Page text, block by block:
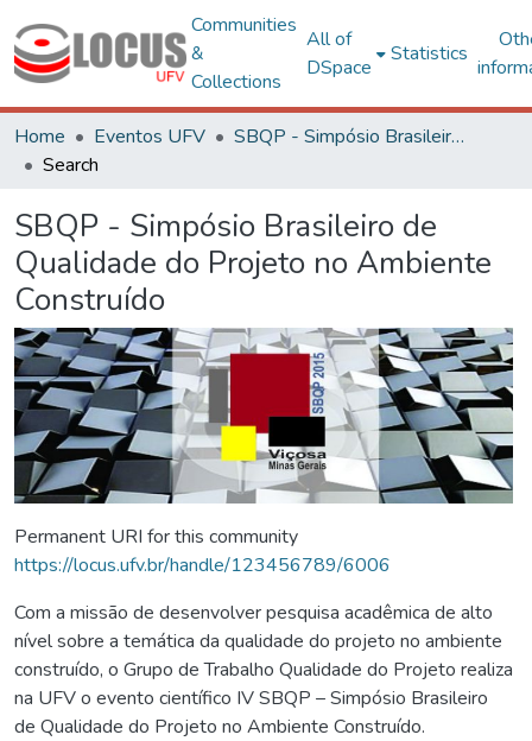
Communities
&
Collections
All of
DSpace
Statistics
Home Eventos UFV
SBQP - Simpósio Brasileiro de Qualidade do Projeto no Ambiente Construído
Search
SBQP - Simpósio Brasileiro de
Qualidade do Projeto no Ambiente
Construído
Permanent URI for this community
https://locus.ufv.br/handle/123456789/6006
Com a missão de desenvolver pesquisa acadêmica de alto
nível sobre a temática da qualidade do projeto no ambiente
construído, o Grupo de Trabalho Qualidade do Projeto realiza
na UFV o evento científico IV SBQP – Simpósio Brasileiro
de Qualidade do Projeto no Ambiente Construído.